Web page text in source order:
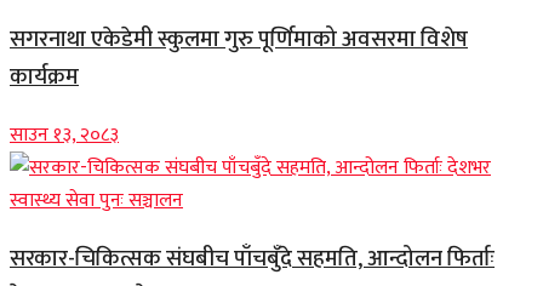
सगरनाथा एकेडेमी स्कुलमा गुरु पूर्णिमाको अवसरमा विशेष
कार्यक्रम
साउन १३, २०८३
सरकार-चिकित्सक संघबीच पाँचबुँदे सहमति, आन्दोलन फिर्ताः